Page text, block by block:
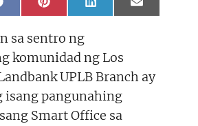
Share
on
F
a
e
o
o
k
Share
on
P
i
t
r
e
s
t
Share
on
L
i
d
I
n
Share
on
E
m
sa sentro ng
komunidad ng Los
UPLB Branch ay
isang pangunahing
Smart Office sa